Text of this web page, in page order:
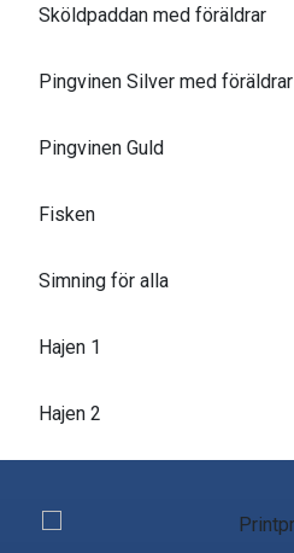
Sköldpaddan med föräldrar
Pingvinen Silver med föräldrar
Pingvinen Guld
Fisken
Simning för alla
Hajen 1
Hajen 2